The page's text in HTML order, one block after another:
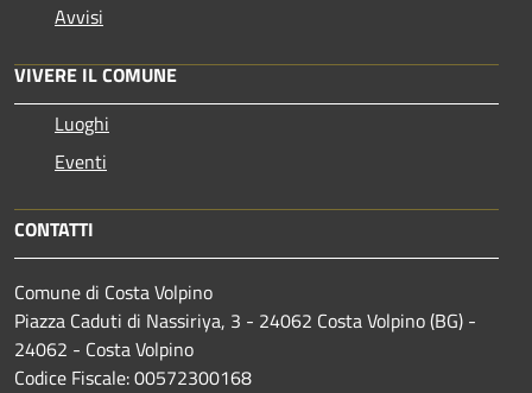
Avvisi
VIVERE IL COMUNE
Luoghi
Eventi
CONTATTI
Comune di Costa Volpino
Piazza Caduti di Nassiriya, 3 - 24062 Costa Volpino (BG) -
24062 - Costa Volpino
Codice Fiscale: 00572300168